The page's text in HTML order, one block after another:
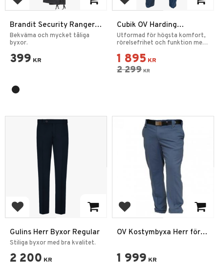
Lägg till i favoriter
Brandit Security Ranger
Byxor
Bekväma och mycket tåliga
byxor.
399 KR
Lägg till i favoriter
Cubik OV Harding
Insatsbyxa med stretch
och ventilation
Utformad för högsta komfort,
rörelsefrihet och funktion med
1 895 KR
2 299 KR
Lägg till i favoriter
Gulins Herr Byxor Regular
Stiliga byxor med bra kvalitet.
2 200 KR
Lägg till i favoriter
OV Kostymbyxa Herr för
1 999 KR